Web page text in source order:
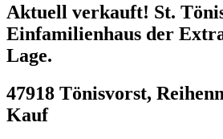
Aktuell verkauft! St.
Einfamilienhaus der
Lage.
47918 Tönisvorst,
Kauf